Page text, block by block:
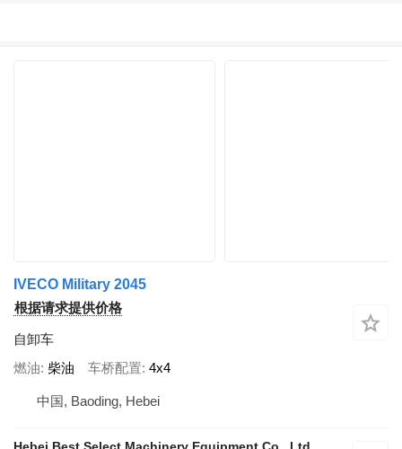
IVECO Military 2045
根据请求提供价格
自卸车
燃油 柴油 车桥配置 4x4
中国, Baoding, Hebei